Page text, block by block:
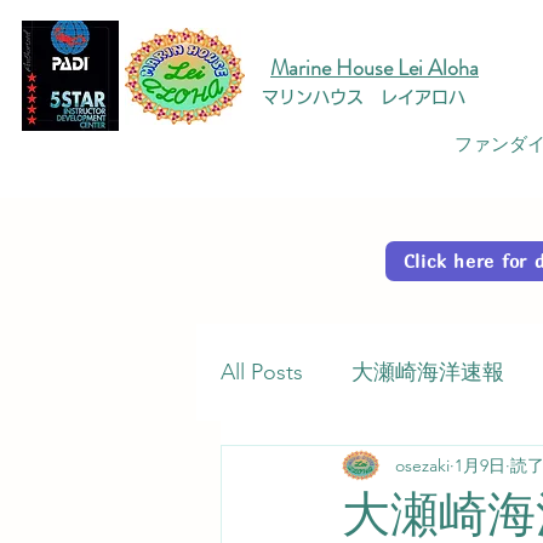
Marine House Lei Aloha
マリンハウス レイアロハ
ファンダ
Click here for
All Posts 大瀬崎海洋速報
大瀬崎
osezaki 1月9日 読